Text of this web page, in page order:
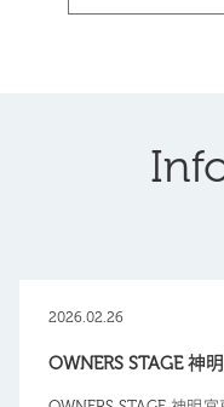
2026.02.26
OWNERS STAGE 神